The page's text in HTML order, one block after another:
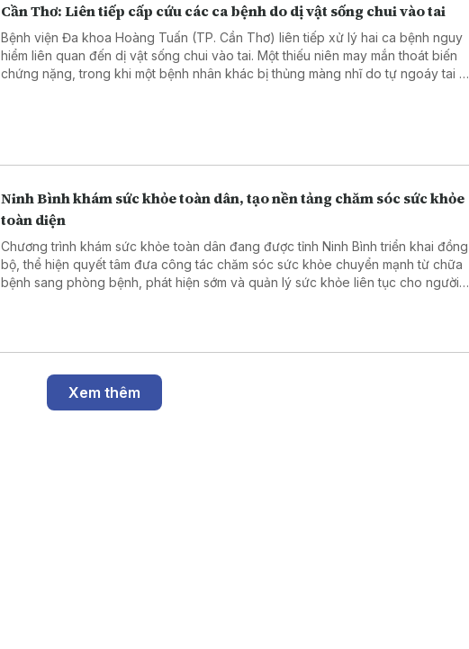
Cần Thơ: Liên tiếp cấp cứu các ca bệnh do dị vật sống chui vào tai
Bệnh viện Đa khoa Hoàng Tuấn (TP. Cần Thơ) liên tiếp xử lý hai ca bệnh nguy
hiểm liên quan đến dị vật sống chui vào tai. Một thiếu niên may mắn thoát biến
chứng nặng, trong khi một bệnh nhân khác bị thủng màng nhĩ do tự ngoáy tai để
Ninh Bình khám sức khỏe toàn dân, tạo nền tảng chăm sóc sức khỏe
toàn diện
Chương trình khám sức khỏe toàn dân đang được tỉnh Ninh Bình triển khai đồng
bộ, thể hiện quyết tâm đưa công tác chăm sóc sức khỏe chuyển mạnh từ chữa
bệnh sang phòng bệnh, phát hiện sớm và quản lý sức khỏe liên tục cho người
Xem thêm